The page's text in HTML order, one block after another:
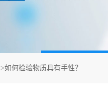
>如何检验物质具有手性？